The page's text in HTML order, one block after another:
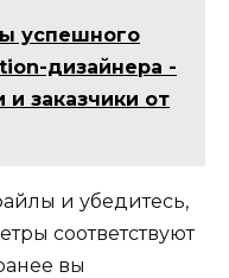
успешного
дизайнера -
заказчики от
и убедитесь,
соответствуют
вы